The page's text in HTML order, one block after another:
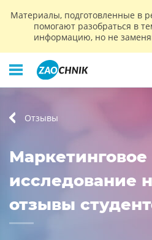
Материалы, подготовленные в
помогают разобраться в
информацию, но не
Отзывы
Маркетинговое
исследование
отзывы